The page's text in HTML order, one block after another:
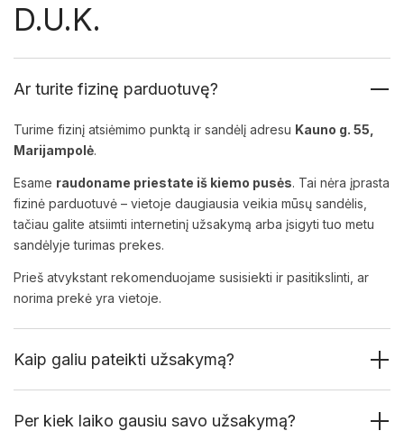
D.U.K.
Ar turite fizinę parduotuvę?
Turime fizinį atsiėmimo punktą ir sandėlį adresu Kauno g. 55,
Marijampolė.
Esame raudoname priestate iš kiemo pusės. Tai nėra įprasta
fizinė parduotuvė – vietoje daugiausia veikia mūsų sandėlis,
tačiau galite atsiimti internetinį užsakymą arba įsigyti tuo metu
sandėlyje turimas prekes.
Prieš atvykstant rekomenduojame susisiekti ir pasitikslinti, ar
norima prekė yra vietoje.
Kaip galiu pateikti užsakymą?
Per kiek laiko gausiu savo užsakymą?